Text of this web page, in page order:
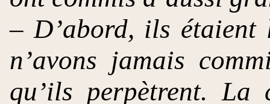
– D’abord, ils étaient
n’avons jamais
qu’ils perpètrent. La